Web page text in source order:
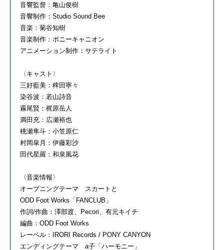
音響監督：亀山俊樹
音響制作： Studio Sound Bee
音楽：菊谷知樹
音楽制作：ポニーキャニオン
アニメ ーション制作：サテライト
〈キャスト〉
三好藍美：稗田寧々
染谷波：若山詩音
霧尾賢：梶原岳人
満田充：広瀬裕也
桃瀬隼斗：小笠原仁
村岡皐 月 ：伊藤彩沙
田代星羅：和泉風花
〈音楽情報〉
オープニングテーマ スカート と
ODD Foot Works 「 FANCLUB 」
作詞/作曲：澤部渡、 Pecori 、有元キイチ
編曲： ODD Foot Works
レーベル：
IRORI Records / PONY CANYON
エンディングテーマ a子 「ハーモニー」